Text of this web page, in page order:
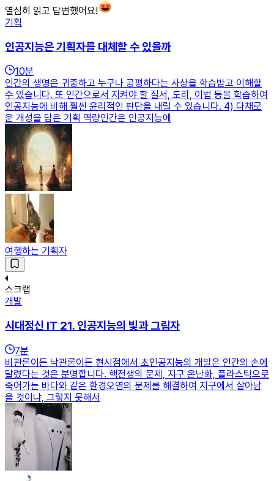
열심히 읽고 답변했어요!
기획
인공지능은 기획자를 대체할 수 있을까
10분
인간의 생명은 귀중하고 누구나 공평하다는 사상을 학습받고 이해할
수 있습니다. 또 인간으로서 지켜야 할 질서, 도리, 이법 등을 학습하여
인공지능에 비해 훨씬 윤리적인 판단을 내릴 수 있습니다. 4) 다채로
운 개성을 담은 기획 역량인간은 인공지능에
여행하는 기획자
스크랩
개발
시대정신 IT 21. 인공지능의 빛과 그림자
7분
비관론이든 낙관론이든 현시점에서 초인공지능의 개발은 인간의 손에
달렸다는 것은 분명합니다. 핵전쟁의 문제, 지구 온난화, 플라스틱으로
죽어가는 바다와 같은 환경오염의 문제를 해결하여 지구에서 살아남
을 것이냐, 그렇지 못해서